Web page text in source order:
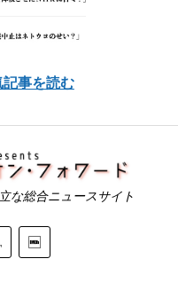
事を読む
な総合ニュースサイト